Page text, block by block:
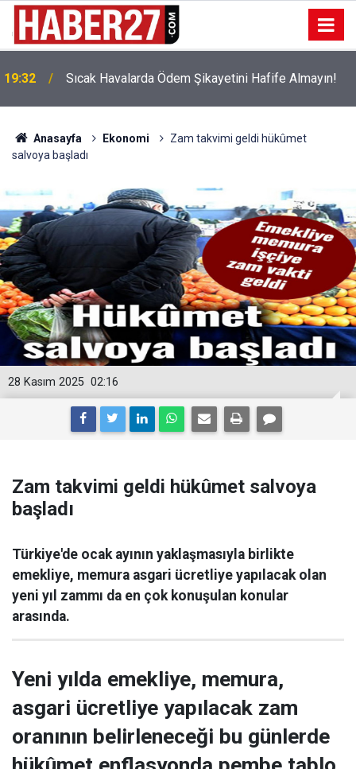
19:32 Sıcak Havalarda Ödem Şikayetini Hafife Almayın!
Anasayfa Ekonomi
Zam takvimi geldi hükûmet
salvoya başladı
02:16
28 Kasım 2025
Zam takvimi geldi hükûmet salvoya
başladı
Türkiye'de ocak ayının yaklaşmasıyla birlikte
emekliye, memura asgari ücretliye yapılacak olan
yeni yıl zammı da en çok konuşulan konular
arasında.
Yeni yılda emekliye, memura,
asgari ücretliye yapılacak zam
oranının belirleneceği bu günlerde